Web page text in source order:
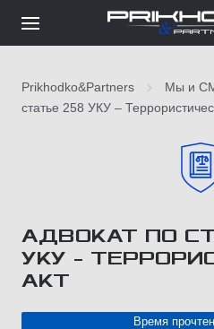
Prikhodko&Partners Мы и
статье 258 УКУ –
АДВОКАТ ПО
УКУ –
АКТ
Время